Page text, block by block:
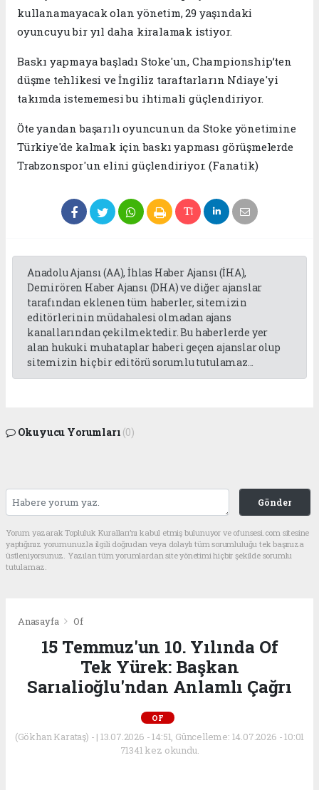
kullanamayacak olan yönetim, 29 yaşındaki
oyuncuyu bir yıl daha kiralamak istiyor.
Baskı yapmaya başladı Stoke'un, Championship’ten
düşme tehlikesi ve İngiliz taraftarların Ndiaye'yi
takımda istememesi bu ihtimali güçlendiriyor.
Öte yandan başarılı oyuncunun da Stoke yönetimine
Türkiye'de kalmak için baskı yapması görüşmelerde
Trabzonspor'un elini güçlendiriyor. (Fanatik)
Anadolu Ajansı (AA), İhlas Haber Ajansı (İHA),
Demirören Haber Ajansı (DHA) ve diğer ajanslar
tarafından eklenen tüm haberler, sitemizin
editörlerinin müdahalesi olmadan ajans
kanallarından çekilmektedir. Bu haberlerde yer
alan hukuki muhataplar haberi geçen ajanslar olup
sitemizin hiç bir editörü sorumlu tutulamaz...
Okuyucu Yorumları (0)
Gönder
Yorum yazarak Topluluk Kuralları’nı kabul etmiş bulunuyor ve ofunsesi.com sitesine
yaptığınız yorumunuzla ilgili doğrudan veya dolaylı tüm sorumluluğu tek başınıza
üstleniyorsunuz. Yazılan tüm yorumlardan site yönetimi hiçbir şekilde sorumlu
tutulamaz.
Anasayfa Of
15 Temmuz'un 10. Yılında Of
Tek Yürek: Başkan
Sarıalioğlu'ndan Anlamlı Çağrı
OF
(Gökhan Karataş) - | 13.07.2026 - 14:51, Güncelleme: 14.07.2026 - 10:01
71341 kez okundu.